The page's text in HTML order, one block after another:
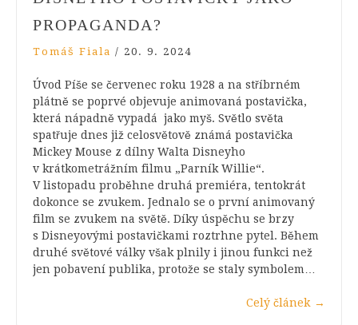
PROPAGANDA?
Tomáš Fiala / 20. 9. 2024
Úvod Píše se červenec roku 1928 a na stříbrném
plátně se poprvé objevuje animovaná postavička,
která nápadně vypadá jako myš. Světlo světa
spatřuje dnes již celosvětově známá postavička
Mickey Mouse z dílny Walta Disneyho
v krátkometrážním filmu „Parník Willie“.
V listopadu proběhne druhá premiéra, tentokrát
dokonce se zvukem. Jednalo se o první animovaný
film se zvukem na světě. Díky úspěchu se brzy
s Disneyovými postavičkami roztrhne pytel. Během
druhé světové války však plnily i jinou funkci než
jen pobavení publika, protože se staly symbolem…
Celý článek →